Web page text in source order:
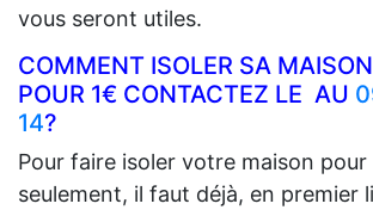
vous seront utiles.
COMMENT ISOLER SA
POUR 1€ CONTACTEZ LE AU
14?
Pour faire isoler votre maison pour
seulement, il faut déjà, en premier